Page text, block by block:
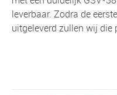
leverbaar. Zodra de
uitgeleverd zullen wij die